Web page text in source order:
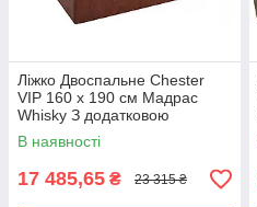
Ліжко Двоспальне Chester
VIP 160 х 190 см Мадрас
Whisky З додатковою
металевою цільнозварною
рамою Коричневий
В наявності
17 485,65 ₴ 23 315 ₴